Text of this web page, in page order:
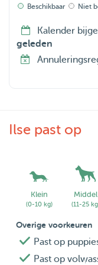
Beschikbaar Niet
Kalender
geleden
Ilse past op
Klein
(0-10 kg)
Middel
(11-25
Overige voorkeuren
Past op
Past op